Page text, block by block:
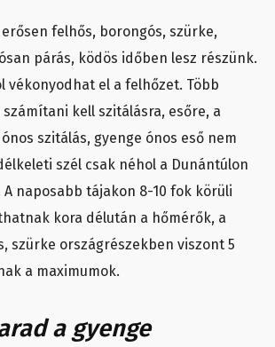
felhős, borongós, szürke,
párás, ködös időben lesz részünk.
vékonyodhat el a felhőzet. Több
kell szitálásra, esőre, a
szitálás, gyenge ónos eső nem
szél csak néhol a Dunántúlon
naposabb tájakon 8-10 fok körüli
kora délután a hőmérők, a
szürke országrészekben viszont 5
a maximumok.
a gyenge